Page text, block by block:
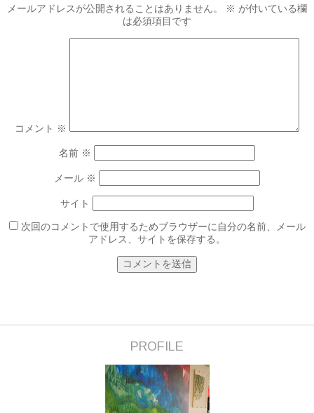
メールアドレスが公開されることはありません。 ※ が付いている欄
は必須項目です
コメント ※
名前 ※
メール ※
サイト
次回のコメントで使用するためブラウザーに自分の名前、メール
アドレス、サイトを保存する。
PROFILE